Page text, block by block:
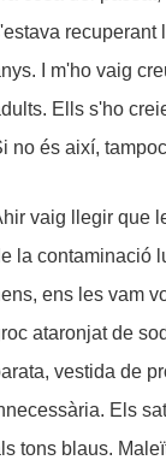
recuperant
I m'ho vaig
Ells s'ho
no és així,
vaig llegir que
la contaminació
ens les vam
ataronjat de
vestida de
Els
tons blaus.